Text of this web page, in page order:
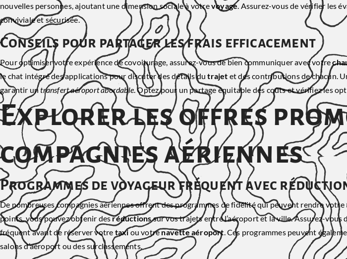
nouvelles personnes, ajoutant une dimension sociale à votrevoyage. Assurez-vous de vérifier les
conviviale et sécurisée.
Conseils pour partager les frais efficacement
Pour optimiser votre expérience de covoiturage, assurez-vous de bien communiquer avec votre
le chat intégré des applications pour discuter des détails dutrajet et des contributions de chacun.
garantir untransfert aéroport abordable . Optez pour un partage équitable des coûts et vérifiez les
Explorer les offres
compagnies aériennes
Programmes de voyageur fréquent avec
De nombreuses compagnies aériennes offrent des programmes de fidélité qui peuvent rendre votre
points, vous pouvez obtenir desréductionssur vos trajets entre l’aéroport et la ville. Assurez-
fréquent avant de réserver votre taxiou votrenavette aéroport . Ces programmes peuvent
salons d’aéroport ou des surclassements.